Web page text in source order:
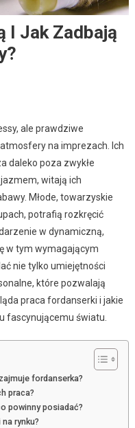
I Jak Zadbają
ale prawdziwe
na imprezach. Ich
daleko poza zwykłe
witają ich
Młode, towarzyskie
potrafią rozkręcić
w dynamiczną,
w tym wymagającym
nie tylko umiejętności
które pozwalają
praca fordanserki i jakie
fascynującemu światu.
fordanserka?
praca?
powinny posiadać?
rynku?